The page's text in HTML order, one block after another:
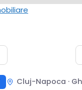
Cluj-Napoca ·